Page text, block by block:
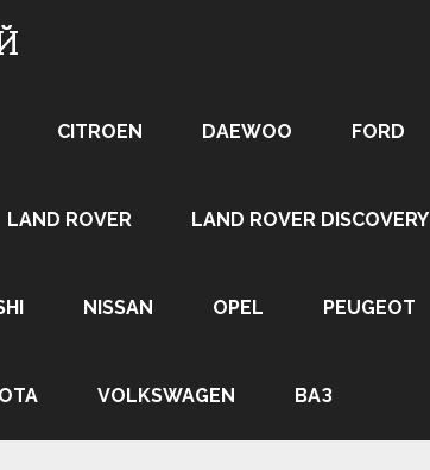
CITROEN DAEWOO FORD
LAND ROVER LAND ROVER DISCOVERY
NISSAN OPEL PEUGEOT
VOLKSWAGEN ВАЗ